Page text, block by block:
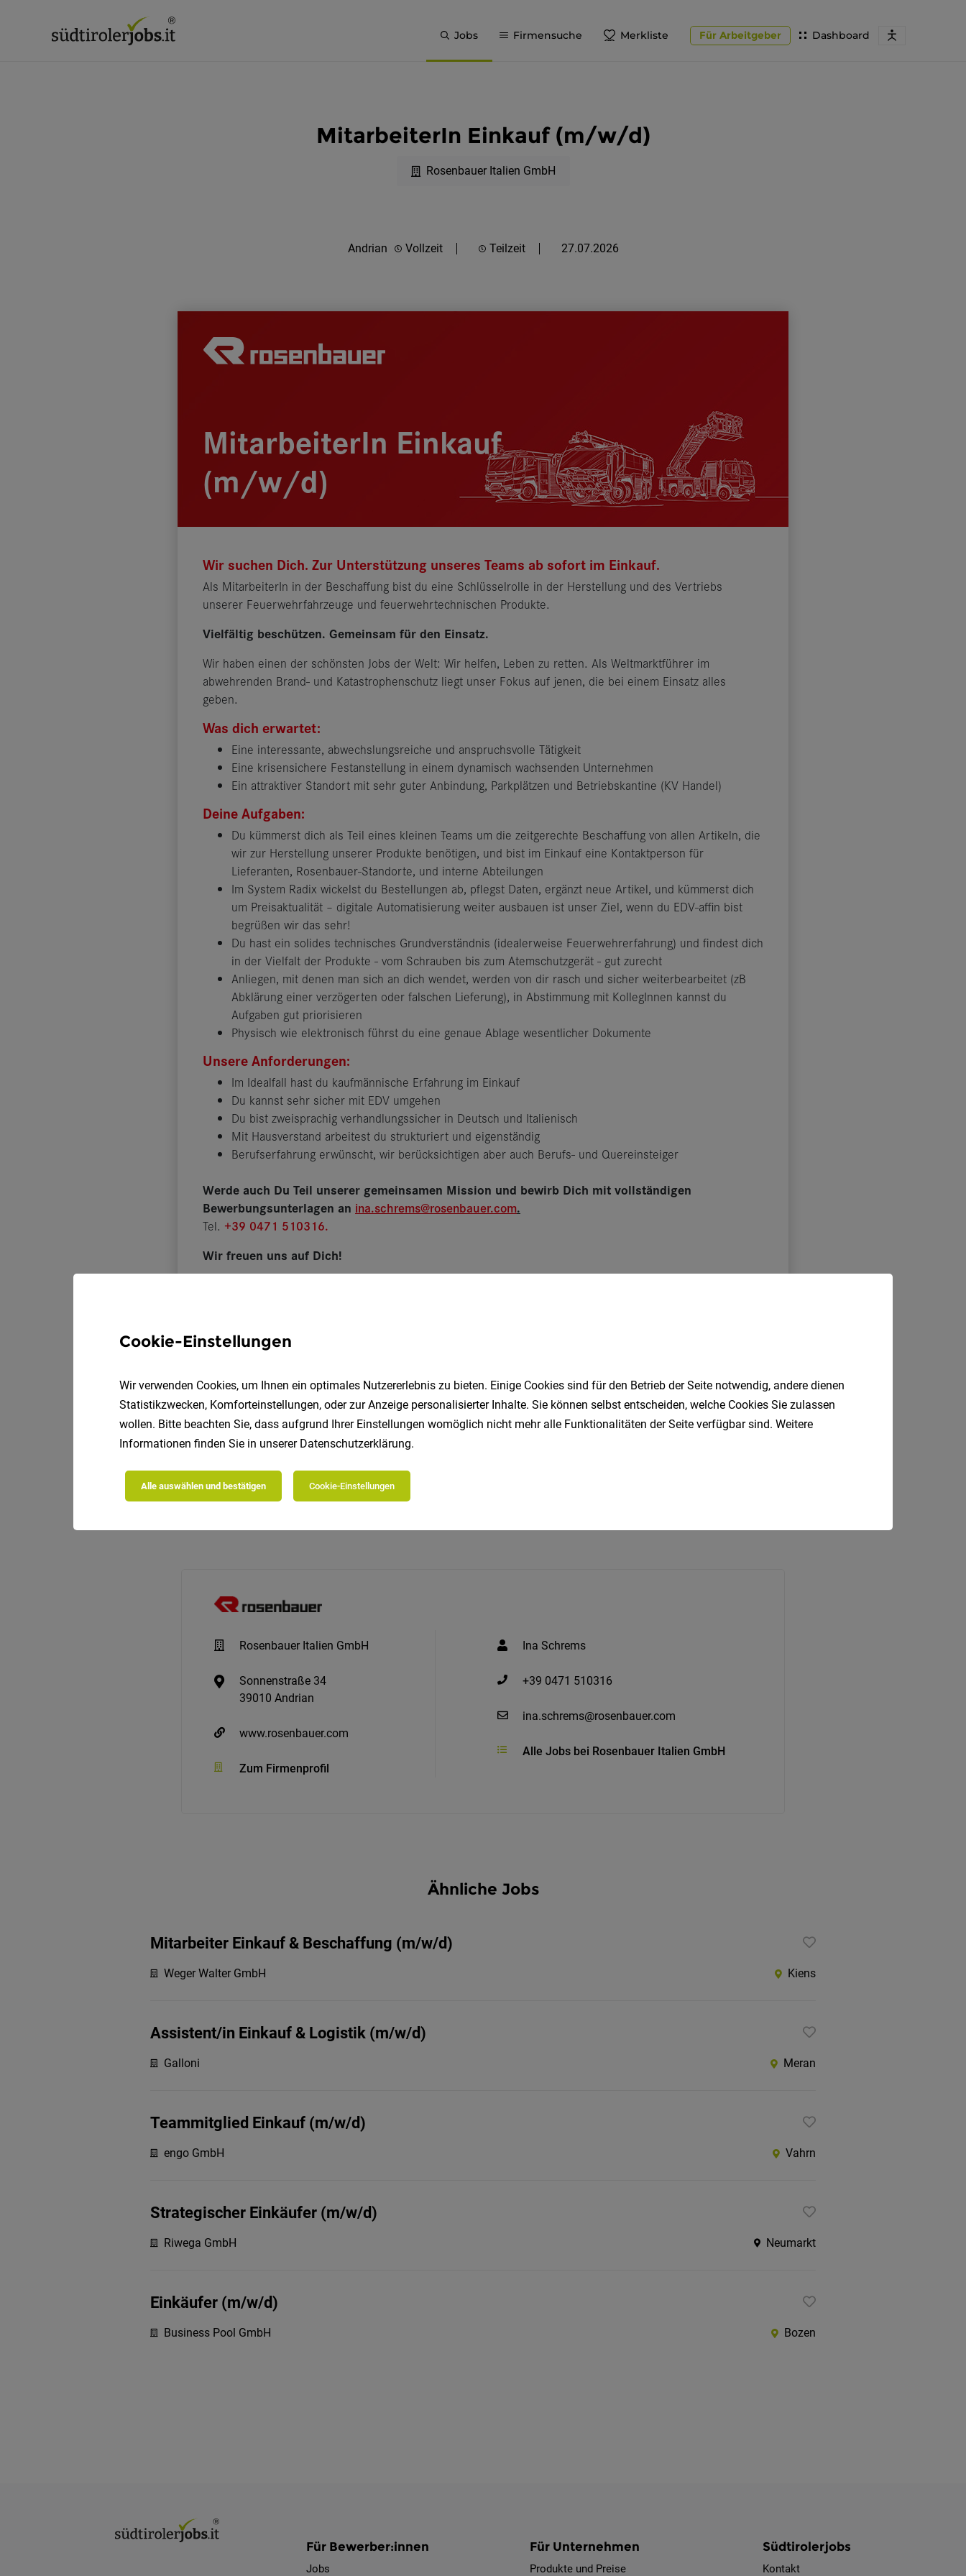
Jobs Firmensuche Merkliste Dashboard
Für Arbeitgeber
MitarbeiterIn Einkauf (m/w/d)
Rosenbauer Italien GmbH
Andrian Vollzeit Teilzeit 27.07.2026
Rosenbauer Italien GmbH
Sonnenstraße 34
39010 Andrian
www.rosenbauer.com
Zum Firmenprofil
Ina Schrems
+39 0471 510316
ina.schrems@rosenbauer.com
Alle Jobs bei Rosenbauer Italien GmbH
Ähnliche Jobs
Mitarbeiter Einkauf & Beschaffung (m/w/d)
Weger Walter GmbH Kiens
Assistent/in Einkauf & Logistik (m/w/d)
Galloni Meran
Teammitglied Einkauf (m/w/d)
engo GmbH Vahrn
Strategischer Einkäufer (m/w/d)
Riwega GmbH Neumarkt
Einkäufer (m/w/d)
Business Pool GmbH Bozen
Für Bewerber:innen
Jobs
Für Unternehmen
Produkte und Preise
Südtirolerjobs
Kontakt
Cookie-Einstellungen
Wir verwenden Cookies, um Ihnen ein optimales Nutzererlebnis zu bieten. Einige Cookies sind für den Betrieb der Seite notwendig, andere dienen
Statistikzwecken, Komforteinstellungen, oder zur Anzeige personalisierter Inhalte. Sie können selbst entscheiden, welche Cookies Sie zulassen
wollen. Bitte beachten Sie, dass aufgrund Ihrer Einstellungen womöglich nicht mehr alle Funktionalitäten der Seite verfügbar sind. Weitere
Informationen finden Sie in unserer Datenschutzerklärung.
Alle auswählen und bestätigen Cookie-Einstellungen